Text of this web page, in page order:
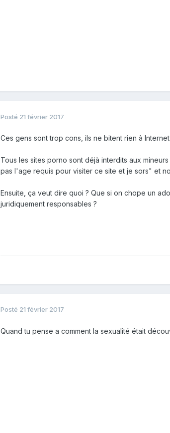
Posté 21 février 2017
Ces gens sont trop cons, ils ne bitent rien à Internet.
Tous les sites porno sont déjà interdits aux
pas l'age requis pour visiter ce site et je sors" et
Ensuite, ça veut dire quoi ? Que si on chope un
juridiquement responsables ?
Posté 21 février 2017
Quand tu pense a comment la sexualité était